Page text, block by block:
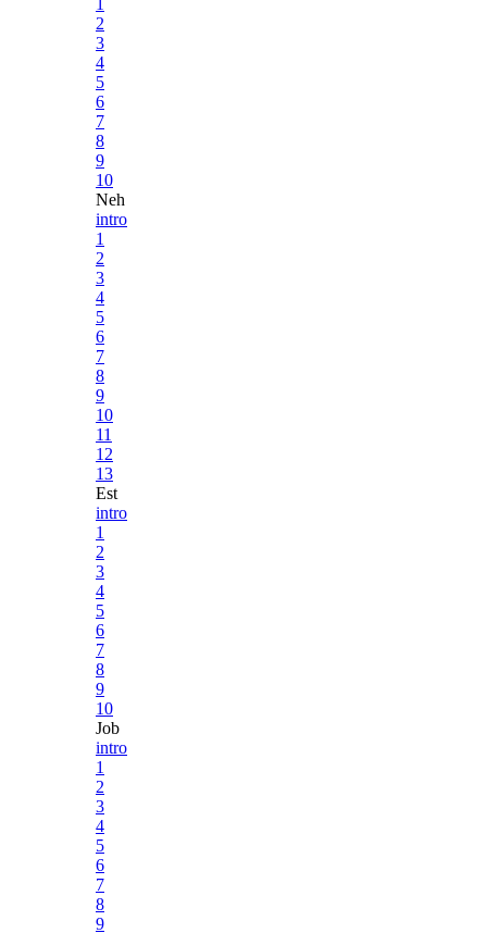
2
3
4
5
6
7
8
9
10
Neh
intro
1
2
3
4
5
6
7
8
9
10
11
12
13
Est
intro
1
2
3
4
5
6
7
8
9
10
Job
intro
1
2
3
4
5
6
7
8
9